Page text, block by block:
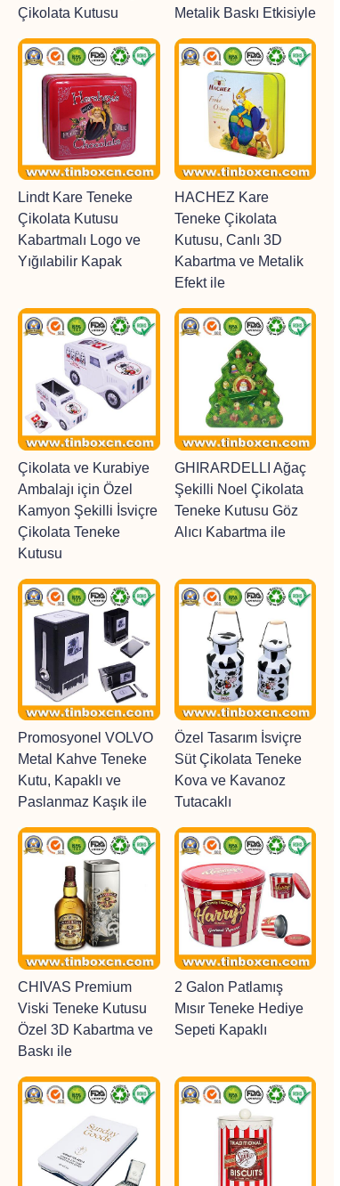
Çikolata Kutusu
Metalik Baskı Etkisiyle
Lindt Kare Teneke
Çikolata Kutusu
Kabartmalı Logo ve
Yığılabilir Kapak
HACHEZ Kare
Teneke Çikolata
Kutusu, Canlı 3D
Kabartma ve Metalik
Efekt ile
Çikolata ve Kurabiye
Ambalajı için Özel
Kamyon Şekilli İsviçre
Çikolata Teneke
Kutusu
GHIRARDELLI Ağaç
Şekilli Noel Çikolata
Teneke Kutusu Göz
Alıcı Kabartma ile
Promosyonel VOLVO
Metal Kahve Teneke
Kutu, Kapaklı ve
Paslanmaz Kaşık ile
Özel Tasarım İsviçre
Süt Çikolata Teneke
Kova ve Kavanoz
Tutacaklı
CHIVAS Premium
Viski Teneke Kutusu
Özel 3D Kabartma ve
Baskı ile
2 Galon Patlamış
Mısır Teneke Hediye
Sepeti Kapaklı